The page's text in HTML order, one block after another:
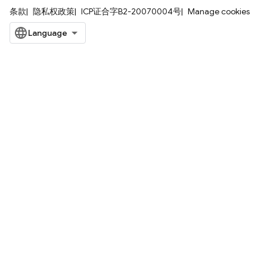
条款 隐私权政策 ICP证合字B2-20070004号 Manage cookies